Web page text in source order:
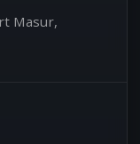
Masur,